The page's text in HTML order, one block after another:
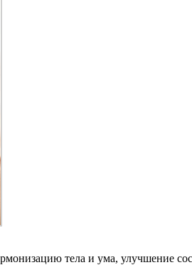
тела и ума, улучшение